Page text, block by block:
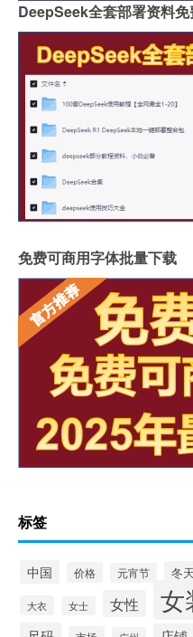
DeepSeek全套部署资料
免费可商用字体批量下载
标签
中国 价格 元宵节 冬天
大衣 女士 女性 女